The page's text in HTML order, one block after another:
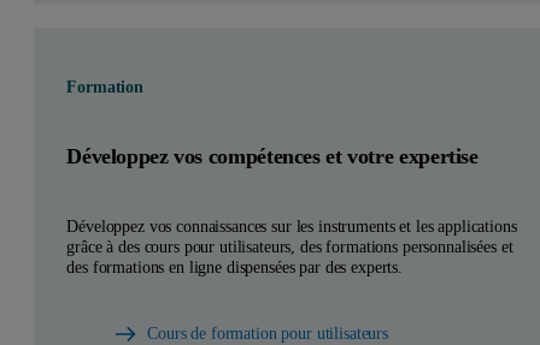
Formation
Développez vos compétences et votre expertise
Développez vos connaissances sur les instruments et les applications
grâce à des cours pour utilisateurs, des formations personnalisées et
des formations en ligne dispensées par des experts.
Cours de formation pour utilisateurs